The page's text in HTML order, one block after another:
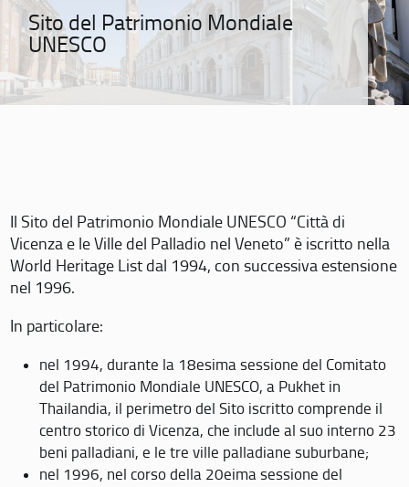
Sito del Patrimonio Mondiale
UNESCO
Il Sito del Patrimonio Mondiale UNESCO “Città di
Vicenza e le Ville del Palladio nel Veneto” è iscritto nella
World Heritage List dal 1994, con successiva estensione
nel 1996.
In particolare:
nel 1994, durante la 18esima sessione del Comitato
del Patrimonio Mondiale UNESCO, a Pukhet in
Thailandia, il perimetro del Sito iscritto comprende il
centro storico di Vicenza, che include al suo interno 23
beni palladiani, e le tre ville palladiane suburbane;
nel 1996, nel corso della 20eima sessione del